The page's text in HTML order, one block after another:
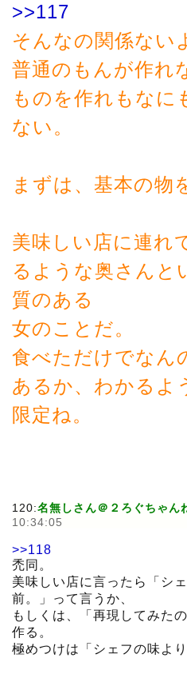
>>117
そんなの関係ない
普通のもんが作れ
ものを作れもなに
ない。
まずは、基本の物
美味しい店に連れ
るような奥さんと
質のある
女のことだ。
食べただけでなん
あるか、わかるよ
限定ね。
120:名無しさん＠２ろぐちゃん
10:34:05
>>118
禿同。
美味しい店に言ったら「シ
前。」って言うか、
もしくは、「再現してみた
作る。
極めつけは「シェフの味より